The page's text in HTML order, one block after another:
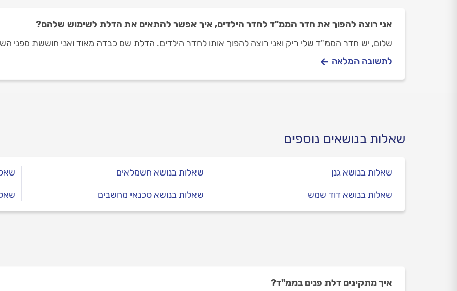
אני רוצה להפוך את חדר הממ"ד לחדר הילדים, איך אפשר להתאים את הדלת לשימוש שלהם?
שלום, יש חדר הממ"ד שלי ריק ואני רוצה להפוך אותו לחדר הילדים. הדלת שם כבדה מאוד ואני חוששת מפני
לתשובה המלאה
שאלות בנושאים נוספים
שאלות בנושא גנן
שאלות בנושא דוד שמש
שאלות בנושא חשמלאים
שאלות בנושא טכנאי מחשבים
איך מתקינים דלת פנים בממ"ד?